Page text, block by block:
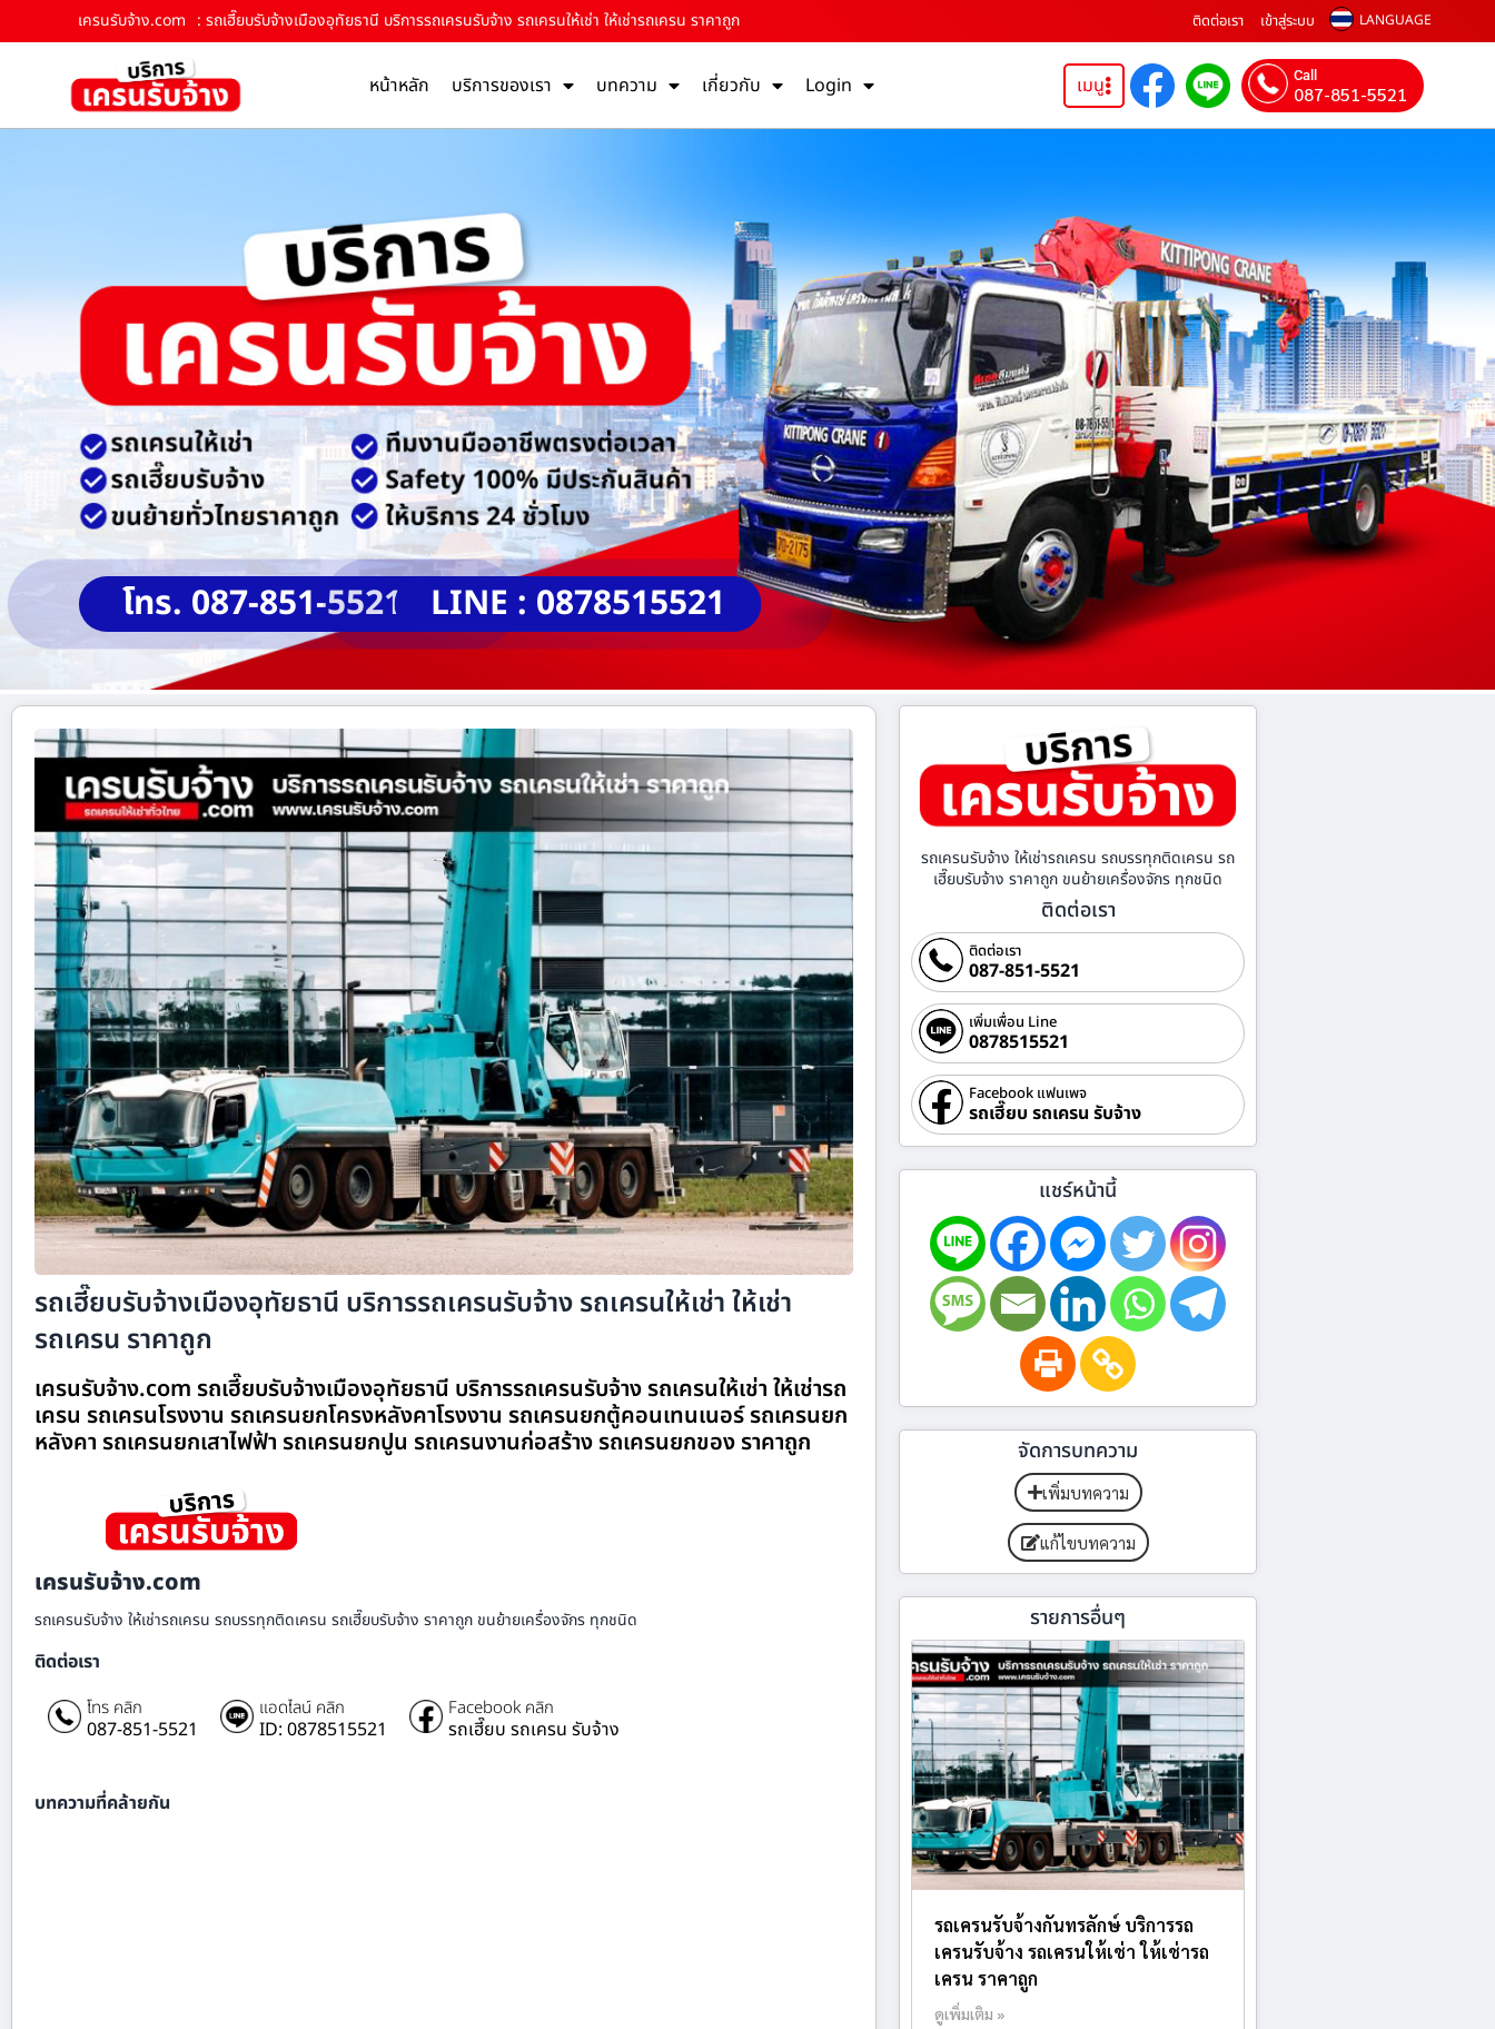
เครนรับจ้าง.com : รถเฮี๊ยบรับจ้างเมืองอุทัยธานี บริการรถเครนรับจ้าง รถเครนให้เช่า ให้เช่ารถเครน ราคาถูก ติดต่อเรา เข้าสู่ระบบ LANGUAGE
หน้าหลัก บริการของเรา บทความ เกี่ยวกับ Login เมนู Call
087-851-5521
โทร. 087-851-5521 LINE : 0878515521
รถเฮี๊ยบรับจ้างเมืองอุทัยธานี บริการรถเครนรับจ้าง รถเครนให้เช่า ให้เช่า
รถเครน ราคาถูก
เครนรับจ้าง.com รถเฮี๊ยบรับจ้างเมืองอุทัยธานี บริการรถเครนรับจ้าง รถเครนให้เช่า ให้เช่ารถ
เครน รถเครนโรงงาน รถเครนยกโครงหลังคาโรงงาน รถเครนยกตู้คอนเทนเนอร์ รถเครนยก
หลังคา รถเครนยกเสาไฟฟ้า รถเครนยกปูน รถเครนงานก่อสร้าง รถเครนยกของ ราคาถูก
เครนรับจ้าง.com
รถเครนรับจ้าง ให้เช่ารถเครน รถบรรทุกติดเครน รถเฮี๊ยบรับจ้าง ราคาถูก ขนย้ายเครื่องจักร ทุกชนิด
ติดต่อเรา
โทร คลิก
087-851-5521
แอดไลน์ คลิก
ID: 0878515521
Facebook คลิก
รถเฮี๊ยบ รถเครน รับจ้าง
บทความที่คล้ายกัน
รถเครนรับจ้าง ให้เช่ารถเครน รถบรรทุกติดเครน รถ
เฮี๊ยบรับจ้าง ราคาถูก ขนย้ายเครื่องจักร ทุกชนิด
ติดต่อเรา
ติดต่อเรา
087-851-5521
เพิ่มเพื่อน Line
0878515521
Facebook แฟนเพจ
รถเฮี๊ยบ รถเครน รับจ้าง
แชร์หน้านี้
จัดการบทความ
เพิ่มบทความ
แก้ไขบทความ
รายการอื่นๆ
รถเครนรับจ้างกันทรลักษ์ บริการรถ
เครนรับจ้าง รถเครนให้เช่า ให้เช่ารถ
เครน ราคาถูก
ดูเพิ่มเติม »